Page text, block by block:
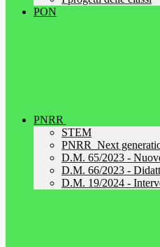
PON
PNRR
STEM
PNRR_Next
D.M. 65/2023 -
D.M. 66/2023 -
D.M. 19/2024 -